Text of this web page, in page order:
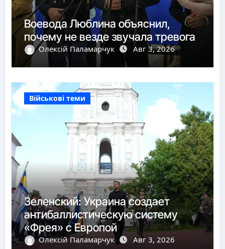
Воевода Люблина объяснил,
почему не везде звучала тревога
Олексій Паламарчук Авг 3, 2026
Військові теми
Зеленский: Украина создает
антибаллистическую систему
«Фрея» с Европой
Олексій Паламарчук Авг 3, 2026